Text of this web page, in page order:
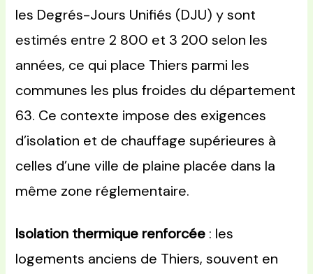
les Degrés-Jours Unifiés (DJU) y sont
estimés entre 2 800 et 3 200 selon les
années, ce qui place Thiers parmi les
communes les plus froides du département
63. Ce contexte impose des exigences
d’isolation et de chauffage supérieures à
celles d’une ville de plaine placée dans la
même zone réglementaire.
Isolation thermique renforcée : les
logements anciens de Thiers, souvent en